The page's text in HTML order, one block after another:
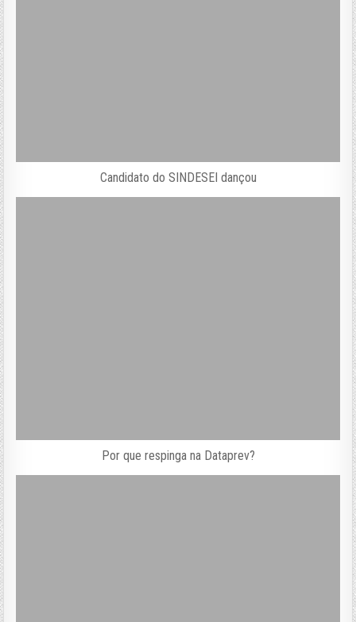
Candidato do SINDESEI dançou
Por que respinga na Dataprev?